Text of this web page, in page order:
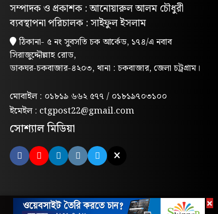
পরিবেশবান্ধব ই-রিকশার লাইসেন্স
গণভোটের রায় ও জুলাই সনদ বাস্তবায়নের
দাবিতে লোহাগাড়ায় ছাত্রশিবিরের বিক্ষোভ
মিছিল
“চাঁদা নাপেয়ে পেঁপে বাগান ধ্বংস: পাহাড়ি
সন্ত্রাসীদের গ্রেপ্তারের দাবিতে পিসিসিপির
বিক্ষোভ”
লোহাগাড়ায় পরিবেশক অ্যাসোসিয়েশনের
উদ্যোগে বন্যাদুর্গতদের মাঝে ঢেউটিন বিতরণ
মন্দিরের পুকুরে মিলল তবলাশিল্পীর মরদেহ
হাটহাজারীতে প্রাইভেটকার লক্ষ্য করে গুলি,
সম্পাদক ও প্রকাশক : আনোয়ারুল আলম চৌধুরী
ব্যবস্থাপনা পরিচালক : সাইফুল ইসলাম
ঠিকানা- ৫ নং সুবসতি চক আর্কেড, ১৭৪/এ নবাব
সিরাজুদ্দৌল্লাহ রোড,
ডাকঘর-চকবাজার-৪২০৩, থানা : চকবাজার, জেলা চট্রগ্রাম।
মোবাইল : ০১৮১৯ ৬৬২ ৫৭৭ / ০১৮১৯৭০৩১০০
ইমেইল : ctgpost22@gmail.com
সোশ্যাল মিডিয়া
×